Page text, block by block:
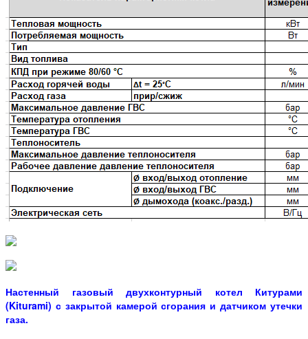
Настенный газовый двухконтурный котел Китурами
(Kiturami) с закрытой камерой сгорания и датчиком утечки
газа.